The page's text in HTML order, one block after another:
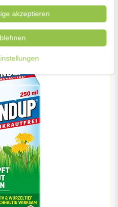
13,99 € *
akzeptieren